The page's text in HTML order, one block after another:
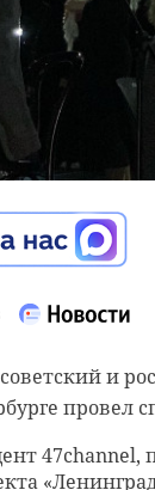
и
провел
47channel,
для